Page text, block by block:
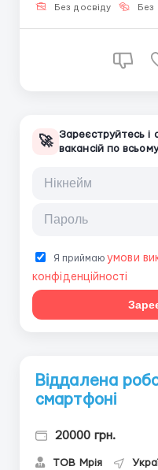
Без досвіду Без
🚀 Зареєструйтесь і
вакансій по
Я приймаюумови
конфіденційності
Віддалена
смартфоні
20000 грн.
ТОВ Мрія